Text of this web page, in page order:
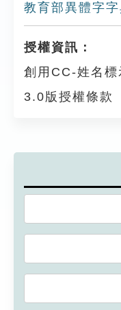
教育部異體字
授權資訊：
創用CC-姓名
3.0版授權條款